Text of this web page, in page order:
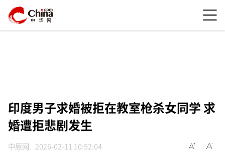
印度男子求婚被拒在教室枪杀女同学 求
婚遭拒悲剧发生
中原网 2026-02-11 10:52:04